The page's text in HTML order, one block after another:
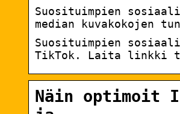
Suosituimpien
median kuvakokojen
Suosituimpien
TikTok. Laita linkki
Näin optimoit